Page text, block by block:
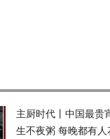
主厨时代丨中国最贵
生不夜粥 每晚都有人